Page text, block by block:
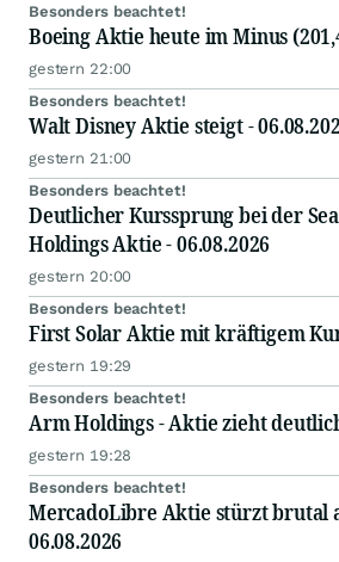
Besonders beachtet!
Boeing Aktie heute im Minus
gestern 22:00
Besonders beachtet!
Walt Disney Aktie steigt -
gestern 21:00
Besonders beachtet!
Deutlicher Kurssprung bei der
Holdings Aktie - 06.08.2026
gestern 20:00
Besonders beachtet!
First Solar Aktie mit kräftigem
gestern 19:29
Besonders beachtet!
Arm Holdings - Aktie zieht
gestern 19:28
Besonders beachtet!
MercadoLibre Aktie stürzt brutal
06.08.2026